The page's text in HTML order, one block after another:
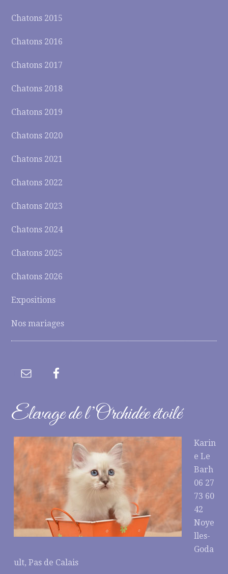
Chatons 2015
Chatons 2016
Chatons 2017
Chatons 2018
Chatons 2019
Chatons 2020
Chatons 2021
Chatons 2022
Chatons 2023
Chatons 2024
Chatons 2025
Chatons 2026
Expositions
Nos mariages
Elevage de l’Orchidée étoilé
Karin
e Le
Barh
06 27
73 60
42
Noye
lles-
Goda
ult, Pas de Calais